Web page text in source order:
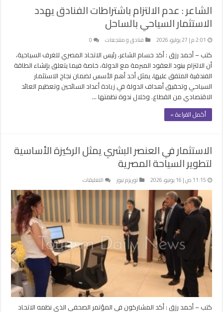
الشاعر : عدم الالتزام باشتراطات الفنادق يهدد
الاستثمار السياحي بالساحل
2:01 م | 27 يوليو، 2026 فنادق و منتجعات 0
كتب – أحمد رزق : أكد حسام الشاعر، رئيس الاتحاد المصري للغرف السياحية،
أن الالتزام ببنود العقود المبرمة مع الدولة، خاصة فيما يتعلق بإنشاء الطاقة
الفندقية المتفق عليها، يمثل أحد أهم الأسس لضمان نجاح الاستثمار
السياحي وتحقيق أهداف الدولة في زيادة أعداد السائحين وتعظيم العائد
الاقتصادي من القطاع. وخلال ندوة نظمتها …
أكمل القراءة »
الاستثمار في العنصر البشري يمثل الركيزة الأساسية
لتطوير السياحة المصرية
11:15 ص | 16 يونيو، 2026 توريزم نيوز التعليقات
الاستثمار
في
العنصر
البشري
يمثل
الركيزة
الأساسية
لتطوير
السياحة
المصرية
مغلقة
كتب – أحمد رزق : أكد المشاركون في المؤتمر الصحفي الذي نظمه الاتحاد